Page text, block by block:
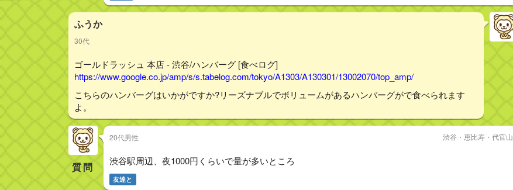
ふうか
30代
ゴールドラッシュ 本店 - 渋谷/ハンバーグ [食べログ]
https://www.google.co.jp/amp/s/s.tabelog.com/tokyo/A1303/A130301/13002070/top_amp/
こちらのハンバーグはいかがですか?リーズナブルでボリュームがあるハンバーグがで食べられます
よ。
質問
20代男性 渋谷・恵比寿・代官山
渋谷駅周辺、夜1000円くらいで量が多いところ
友達と